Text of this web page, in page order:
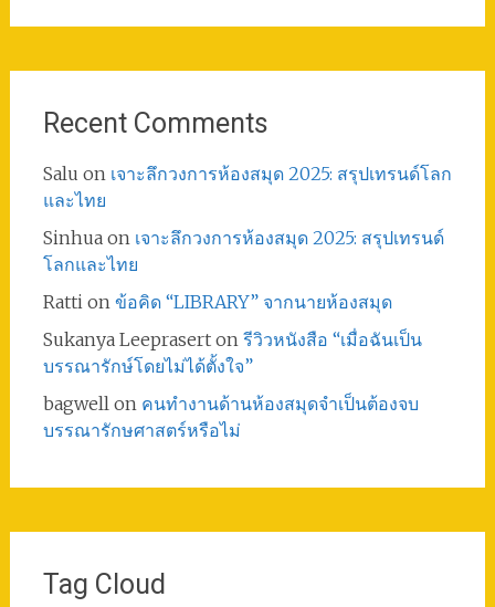
Recent Comments
Salu on เจาะลึกวงการห้องสมุด 2025: สรุปเทรนด์โลก
และไทย
Sinhuaon เจาะลึกวงการห้องสมุด 2025: สรุปเทรนด์
โลกและไทย
Rattion ข้อคิด “LIBRARY” จากนายห้องสมุด
Sukanya Leepraserton รีวิวหนังสือ “เมื่อฉันเป็น
บรรณารักษ์โดยไม่ได้ตั้งใจ”
bagwellon คนทำงานด้านห้องสมุดจำเป็นต้องจบ
บรรณารักษศาสตร์หรือไม่
Tag Cloud